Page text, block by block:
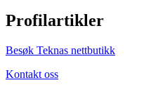
Profilartikler
Besøk Teknas nettbutikk
Kontakt oss